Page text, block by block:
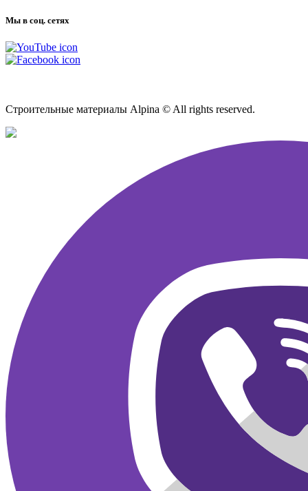
Мы в соц. сетях
Строительные материалы Alpina © All rights reserved.